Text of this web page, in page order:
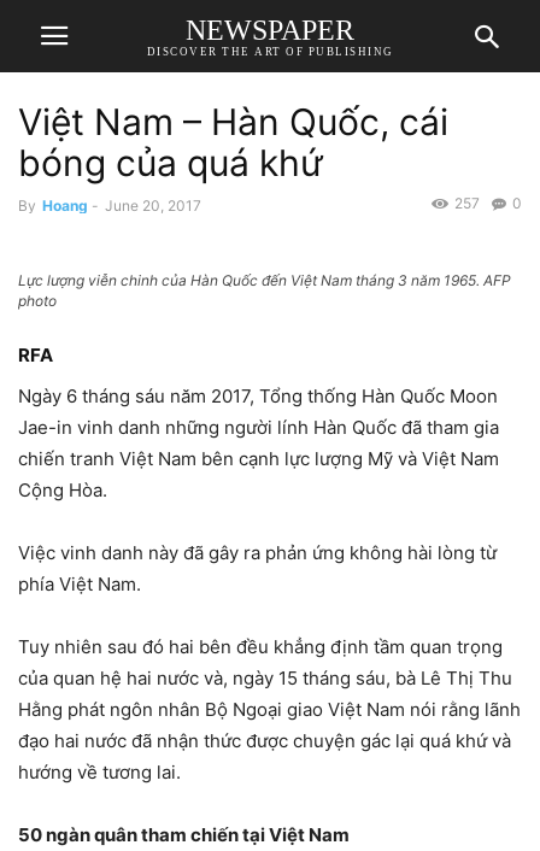
NEWSPAPER
DISCOVER THE ART OF PUBLISHING
Việt Nam – Hàn Quốc, cái
bóng của quá khứ
By Hoang - June 20, 2017 0
257
Lực lượng viễn chinh của Hàn Quốc đến Việt Nam tháng 3 năm 1965. AFP
photo
RFA
Ngày 6 tháng sáu năm 2017, Tổng thống Hàn Quốc Moon
Jae-in vinh danh những người lính Hàn Quốc đã tham gia
chiến tranh Việt Nam bên cạnh lực lượng Mỹ và Việt Nam
Cộng Hòa.
Việc vinh danh này đã gây ra phản ứng không hài lòng từ
phía Việt Nam.
Tuy nhiên sau đó hai bên đều khẳng định tầm quan trọng
của quan hệ hai nước và, ngày 15 tháng sáu, bà Lê Thị Thu
Hằng phát ngôn nhân Bộ Ngoại giao Việt Nam nói rằng lãnh
đạo hai nước đã nhận thức được chuyện gác lại quá khứ và
hướng về tương lai.
50 ngàn quân tham chiến tại Việt Nam